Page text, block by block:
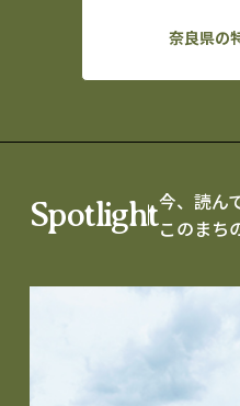
奈良県の
Spotlight今、読ん
このまち